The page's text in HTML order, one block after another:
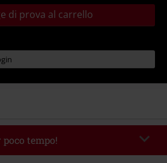
di prova al carrello
poco tempo!